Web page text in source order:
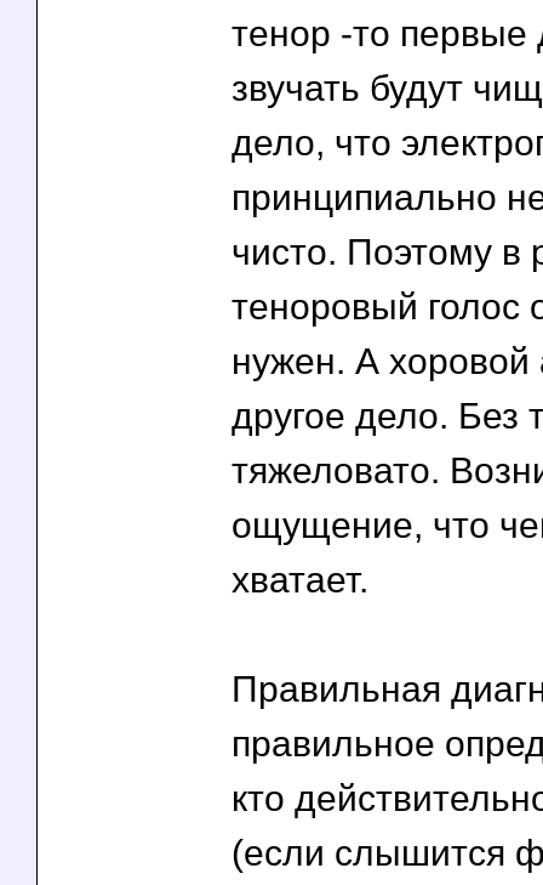
тенор -то первые
звучать будут
дело, что
принципиально
чисто. Поэтому в
теноровый голос
нужен. А хоровой
другое дело. Без
тяжеловато.
ощущение, что
хватает.
Правильная
правильное
кто
(если слышится